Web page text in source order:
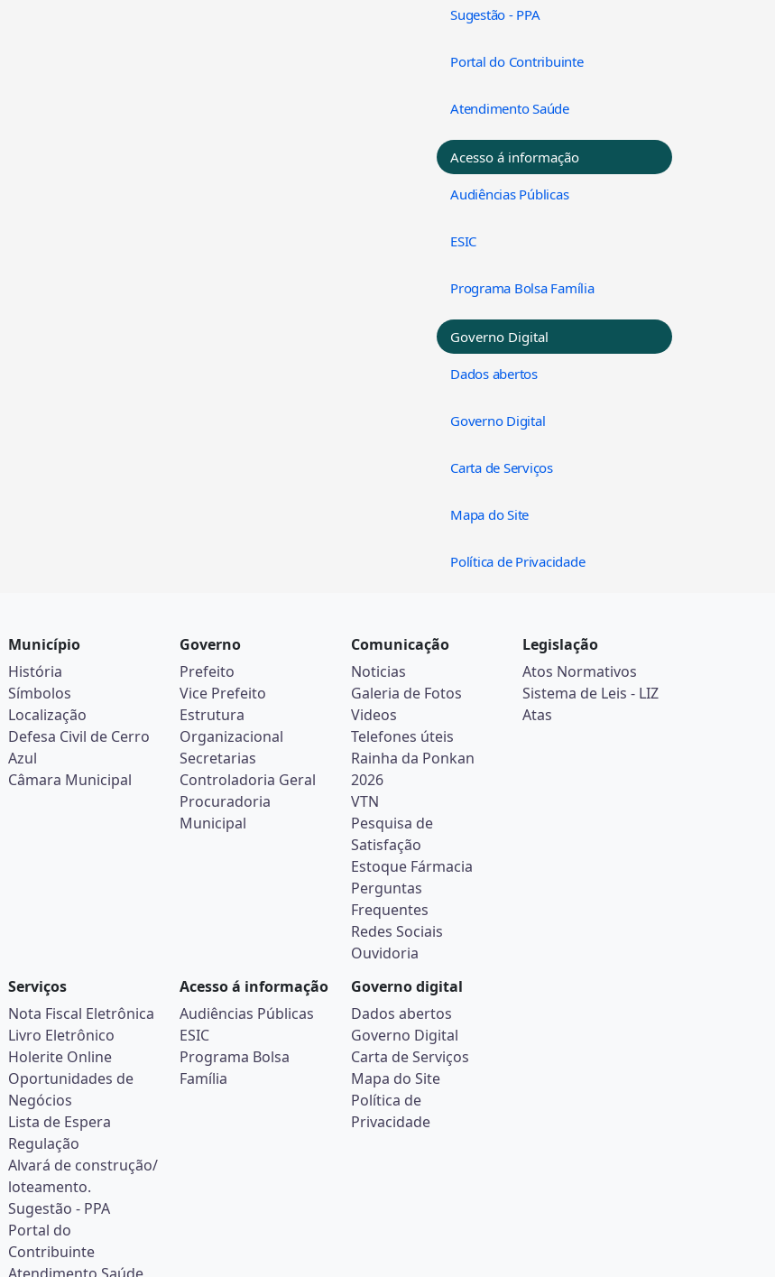
Sugestão - PPA
Portal do Contribuinte
Atendimento Saúde
Acesso á informação
Audiências Públicas
ESIC
Programa Bolsa Família
Governo Digital
Dados abertos
Governo Digital
Carta de Serviços
Mapa do Site
Política de Privacidade
Município
História
Símbolos
Localização
Defesa Civil de Cerro
Azul
Câmara Municipal
Governo
Prefeito
Vice Prefeito
Estrutura
Organizacional
Secretarias
Controladoria Geral
Procuradoria
Municipal
Comunicação
Noticias
Galeria de Fotos
Videos
Telefones úteis
Rainha da Ponkan
2026
VTN
Pesquisa de
Satisfação
Estoque Fármacia
Perguntas
Frequentes
Redes Sociais
Ouvidoria
Legislação
Atos Normativos
Sistema de Leis - LIZ
Atas
Serviços
Nota Fiscal Eletrônica
Livro Eletrônico
Holerite Online
Oportunidades de
Negócios
Lista de Espera
Regulação
Alvará de construção/
loteamento.
Sugestão - PPA
Portal do
Contribuinte
Acesso á informação
Audiências Públicas
ESIC
Programa Bolsa
Família
Governo digital
Dados abertos
Governo Digital
Carta de Serviços
Mapa do Site
Política de
Privacidade